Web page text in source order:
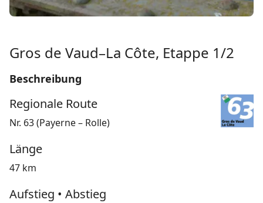
Gros de Vaud–La Côte, Etappe 1/2
Beschreibung
Regionale Route
Nr. 63 (Payerne – Rolle)
Länge
47 km
Aufstieg • Abstieg